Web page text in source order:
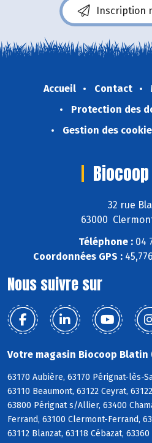
Inscription
Accueil Contact
Protection des
Gestion des
32 rue
63000
Téléphone :04
Coordonnées GPS :
Nous suivre sur
Votre magasin Biocoop Blatin
63170 Aubière, 63170 Pérignat-lès-
63110 Beaumont, 63122 Ceyrat,
63800 Pérignat s/Allier, 63400
Ferrand, 63100 Clermont-Ferrand,
63112 Blanzat, 63118 Cébazat,